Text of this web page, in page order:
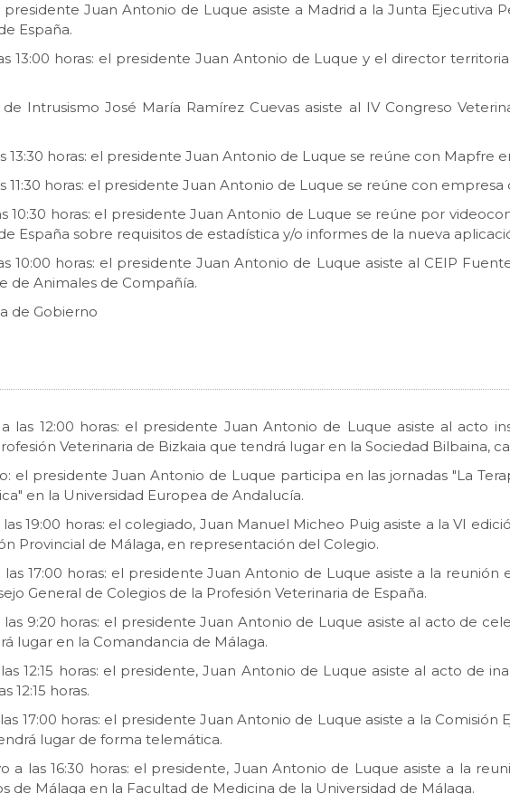
presidente Juan Antonio de Luque asiste a Madrid a la Junta Ejecutiva
España.
13:00 horas: el presidente Juan Antonio de Luque y el director
Intrusismo José María Ramírez Cuevas asiste al IV Congreso
13:30 horas: el presidente Juan Antonio de Luque se reúne con Mapfre
11:30 horas: el presidente Juan Antonio de Luque se reúne con empresa
10:30 horas: el presidente Juan Antonio de Luque se reúne por
España sobre requisitos de estadística y/o informes de la nueva
10:00 horas: el presidente Juan Antonio de Luque asiste al CEIP
de Animales de Compañía.
de Gobierno
las 12:00 horas: el presidente Juan Antonio de Luque asiste al acto
Veterinaria de Bizkaia que tendrá lugar en la Sociedad Bilbaina,
el presidente Juan Antonio de Luque participa en las jornadas "La
en la Universidad Europea de Andalucía.
19:00 horas: el colegiado, Juan Manuel Micheo Puig asiste a la VI
Provincial de Málaga, en representación del Colegio.
las 17:00 horas: el presidente Juan Antonio de Luque asiste a la
General de Colegios de la Profesión Veterinaria de España.
9:20 horas: el presidente Juan Antonio de Luque asiste al acto de
lugar en la Comandancia de Málaga.
12:15 horas: el presidente, Juan Antonio de Luque asiste al acto de
12:15 horas.
17:00 horas: el presidente Juan Antonio de Luque asiste a la
lugar de forma telemática.
a las 16:30 horas: el presidente, Juan Antonio de Luque asiste a la
de Málaga en la Facultad de Medicina de la Universidad de Málaga.